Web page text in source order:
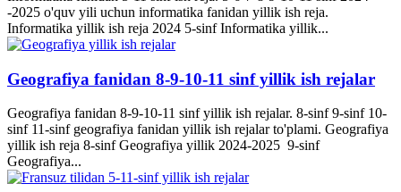
-2025 o'quv yili uchun informatika fanidan yillik ish reja.
Informatika yillik ish reja 2024 5-sinf Informatika yillik...
Geografiya fanidan 8-9-10-11 sinf yillik ish rejalar
Geografiya fanidan 8-9-10-11 sinf yillik ish rejalar. 8-sinf 9-sinf 10-
sinf 11-sinf geografiya fanidan yillik ish rejalar to'plami. Geografiya
yillik ish reja 8-sinf Geografiya yillik 2024-2025 9-sinf
Geografiya...